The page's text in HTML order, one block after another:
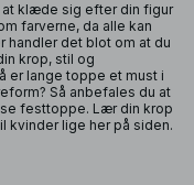
at klæde sig efter din figur
farverne, da alle kan
handler det blot om at du
krop, stil og
er lange toppe et must i
Så anbefales du at
festtoppe. Lær din krop
kvinder lige her på siden.